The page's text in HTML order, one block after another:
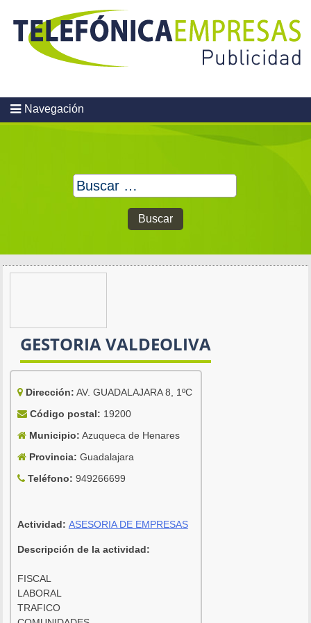
content
Navegación
Buscar:
GESTORIA VALDEOLIVA
Dirección: AV. GUADALAJARA 8, 1ºC
Código postal: 19200
Municipio: Azuqueca de Henares
Provincia: Guadalajara
Teléfono: 949266699
Actividad: ASESORIA DE EMPRESAS
Descripción de la actividad:
FISCAL
LABORAL
TRAFICO